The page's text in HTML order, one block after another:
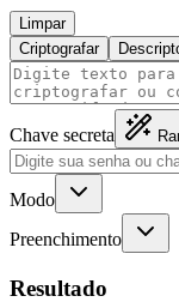
Limpar
Criptografar
Chave secreta
Modo
Preenchimento
Resultado